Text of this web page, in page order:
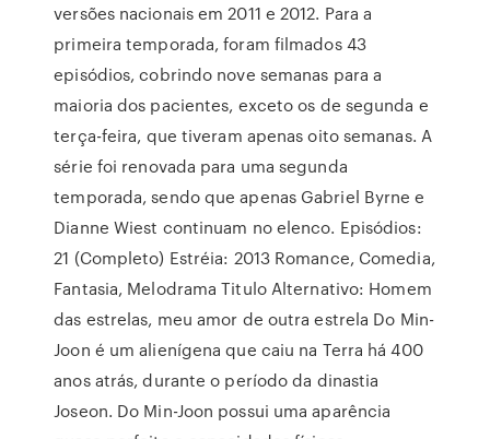
versões nacionais em 2011 e 2012. Para a
primeira temporada, foram filmados 43
episódios, cobrindo nove semanas para a
maioria dos pacientes, exceto os de segunda e
terça-feira, que tiveram apenas oito semanas. A
série foi renovada para uma segunda
temporada, sendo que apenas Gabriel Byrne e
Dianne Wiest continuam no elenco. Episódios:
21 (Completo) Estréia: 2013 Romance, Comedia,
Fantasia, Melodrama Titulo Alternativo: Homem
das estrelas, meu amor de outra estrela Do Min-
Joon é um alienígena que caiu na Terra há 400
anos atrás, durante o período da dinastia
Joseon. Do Min-Joon possui uma aparência